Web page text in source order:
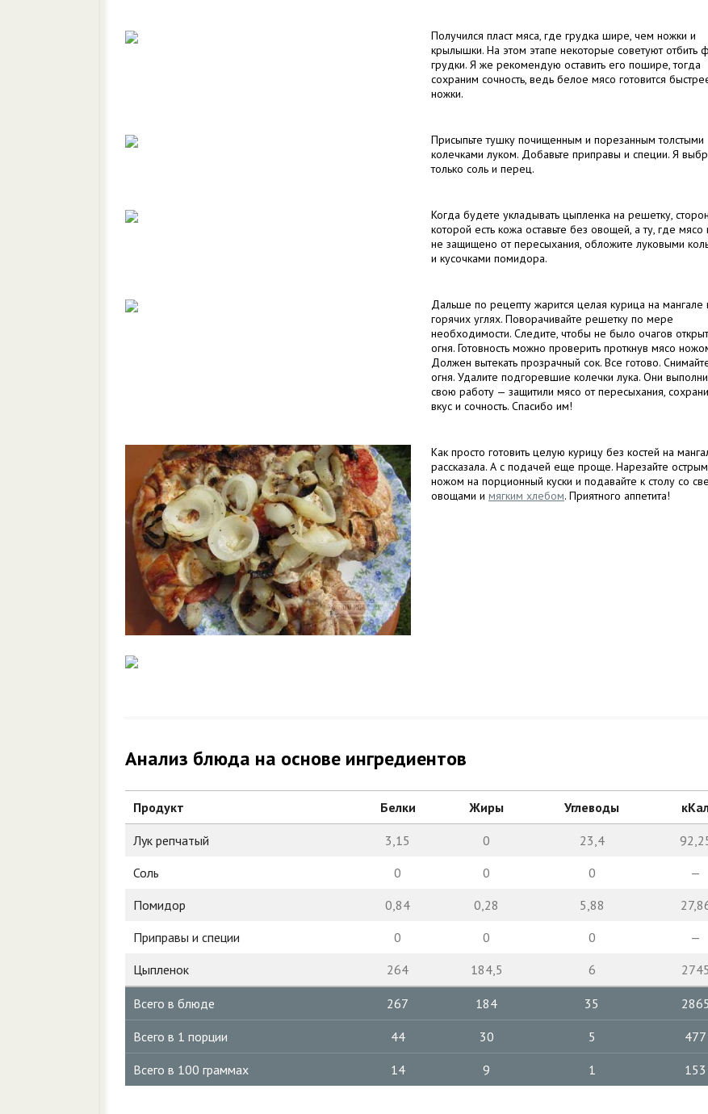
Получился пласт мяса, где грудка шире, чем ножки и
крылышки. На этом этапе некоторые советуют отбить
грудки. Я же рекомендую оставить его пошире, тогда
сохраним сочность, ведь белое мясо готовится
ножки.
Присыпьте тушку почищенным и порезанным толстыми
колечками луком. Добавьте приправы и специи. Я
только соль и перец.
Когда будете укладывать цыпленка на решетку,
которой есть кожа оставьте без овощей, а ту, где мясо
не защищено от пересыхания, обложите луковыми
и кусочками помидора.
Дальше по рецепту жарится целая курица на мангале
горячих углях. Поворачивайте решетку по мере
необходимости. Следите, чтобы не было очагов
огня. Готовность можно проверить проткнув мясо
Должен вытекать прозрачный сок. Все готово.
огня. Удалите подгоревшие колечки лука. Они
свою работу — защитили мясо от пересыхания,
вкус и сочность. Спасибо им!
Как просто готовить целую курицу без костей на
рассказала. А с подачей еще проще. Нарезайте острым
ножом на порционный куски и подавайте к столу со
овощами и мягким хлебом. Приятного аппетита!
Анализ блюда на основе ингредиентов
Продукт Белки Жиры Углеводы
Лук репчатый 3,15 0 23,4
Соль
0 0 0
—
Помидор
0,84 0,28 5,88
Приправы и специи
0 0 0
—
Цыпленок
264 184,5 6 2745
Всего в блюде 267 184 35 2865
Всего в 1 порции 44 30 5 477
Всего в 100 граммах 14 9 1 153